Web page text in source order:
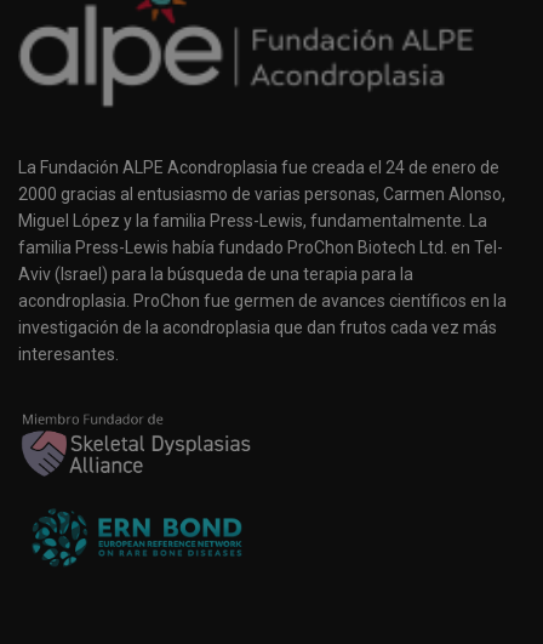
La Fundación ALPE Acondroplasia fue creada el 24 de enero de
2000 gracias al entusiasmo de varias personas, Carmen Alonso,
Miguel López y la familia Press-Lewis, fundamentalmente. La
familia Press-Lewis había fundado ProChon Biotech Ltd. en Tel-
Aviv (Israel) para la búsqueda de una terapia para la
acondroplasia. ProChon fue germen de avances científicos en la
investigación de la acondroplasia que dan frutos cada vez más
interesantes.